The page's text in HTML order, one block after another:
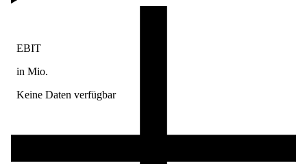
EBIT
in Mio.
Keine Daten verfügbar